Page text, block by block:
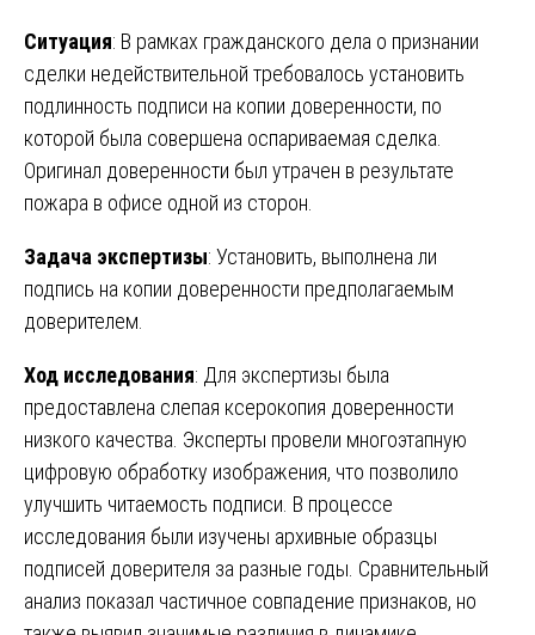
Ситуация: В рамках гражданского дела о признании
сделки недействительной требовалось установить
подлинность подписи на копии доверенности, по
которой была совершена оспариваемая сделка.
Оригинал доверенности был утрачен в результате
пожара в офисе одной из сторон.
Задача экспертизы: Установить, выполнена ли
подпись на копии доверенности предполагаемым
доверителем.
Ход исследования: Для экспертизы была
предоставлена слепая ксерокопия доверенности
низкого качества. Эксперты провели многоэтапную
цифровую обработку изображения, что позволило
улучшить читаемость подписи. В процессе
исследования были изучены архивные образцы
подписей доверителя за разные годы. Сравнительный
анализ показал частичное совпадение признаков, но